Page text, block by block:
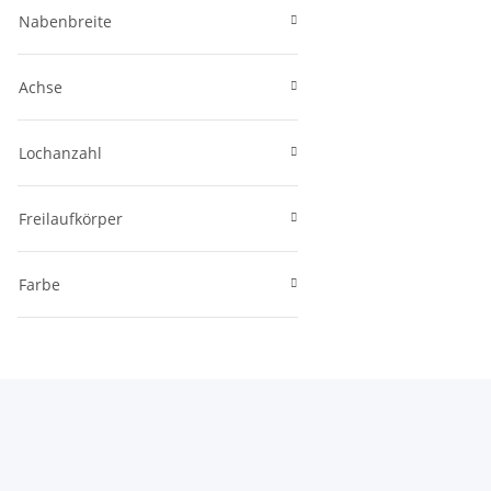
Nabenbreite
Achse
Lochanzahl
Freilaufkörper
Farbe